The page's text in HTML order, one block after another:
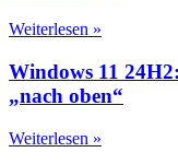
Weiterlesen »
Windows 11
„nach oben“
Weiterlesen »